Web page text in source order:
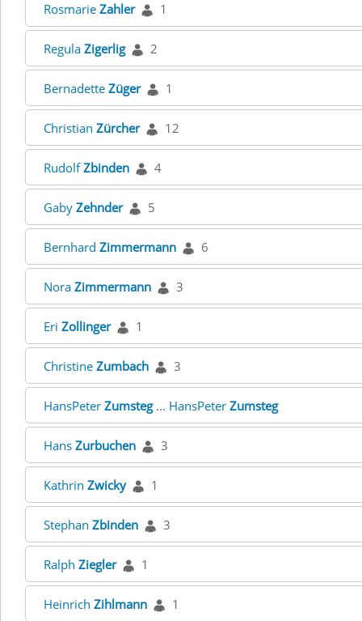
Rosmarie Zahler 1
Regula Zigerlig 2
Bernadette Züger 1
Christian Zürcher 12
RudolfZbinden 4
Gaby Zehnder 5
Bernhard Zimmermann 6
Nora Zimmermann 3
Eri Zollinger 1
Christine Zumbach 3
HansPeter Zumsteg... HansPeter Zumsteg
Hans Zurbuchen 3
Kathrin Zwicky 1
Stephan Zbinden 3
Ralph Ziegler 1
Heinrich Zihlmann 1